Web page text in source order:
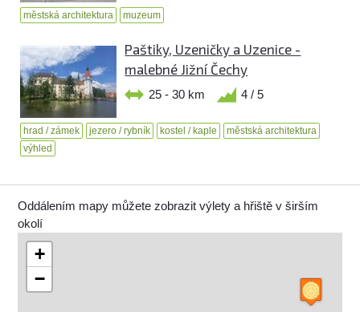
městská architektura muzeum
Paštiky, Uzeničky a Uzenice -
malebné Jižní Čechy
25 - 30 km 4 / 5
hrad / zámek jezero / rybník kostel / kaple
městská architektura
výhled
Oddálením mapy můžete zobrazit výlety a hřiště v širším
okolí
+
−